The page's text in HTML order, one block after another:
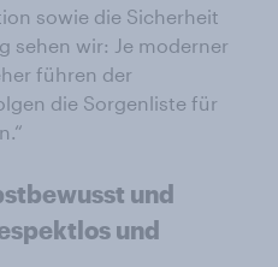
sowie die Sicherheit
sehen wir: Je moderner
führen der
die Sorgenliste für
und
und